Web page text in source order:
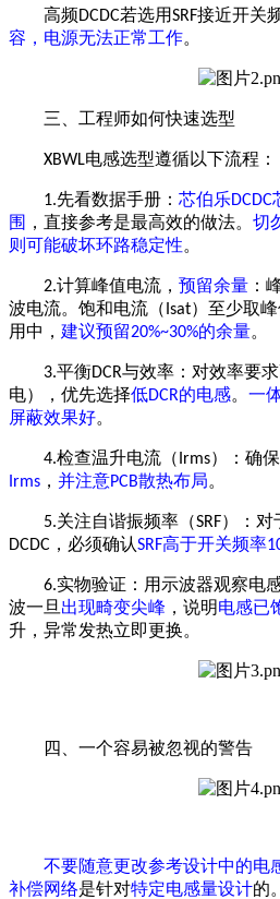
高频DCDC若选用SRF接近开关
容，电源无法正常工作。
三、工程师如何快速选型
XBWL电感选型遵循以下流程：
1.先看数据手册： 芯伯乐DCDC
围 ，直接参考是最高效的做法。 切
则可能破坏环路稳定性。
2.计算峰值电流， 预留余量 ：
波电流。饱和电流（ Isat）至少取
用中， 建议预留20%~30%的余量。
3.平衡DCR与效率：对效率要
电），优先选择低DCR的电感。 一
屏蔽效果好。
4.检查温升电流（ Irms）：确保
Irms ， 并注意PCB散热布局。
5.关注自谐振频率（SRF）：对
DCDC ，必须确认SRF高于开关频率
6.实物验证：用示波器观察
波一旦 出现畸变尖峰 ，说明电感已
升，异常发热立即更换。
四、一个容易被忽视的警告
不要随意更改参考设计中的电
补偿网络是针对特定电感量设计的